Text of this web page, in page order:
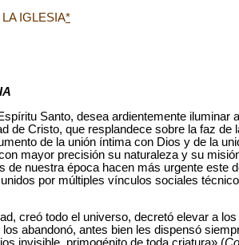
IGLESIA*
Santo, desea ardientemente iluminar
de Cristo, que resplandece sobre la faz de
de la unión íntima con Dios y de la
mayor precisión su naturaleza y su
de nuestra época hacen más urgente este
por múltiples vínculos sociales
creó todo el universo, decretó elevar a los
abandonó, antes bien les dispensó